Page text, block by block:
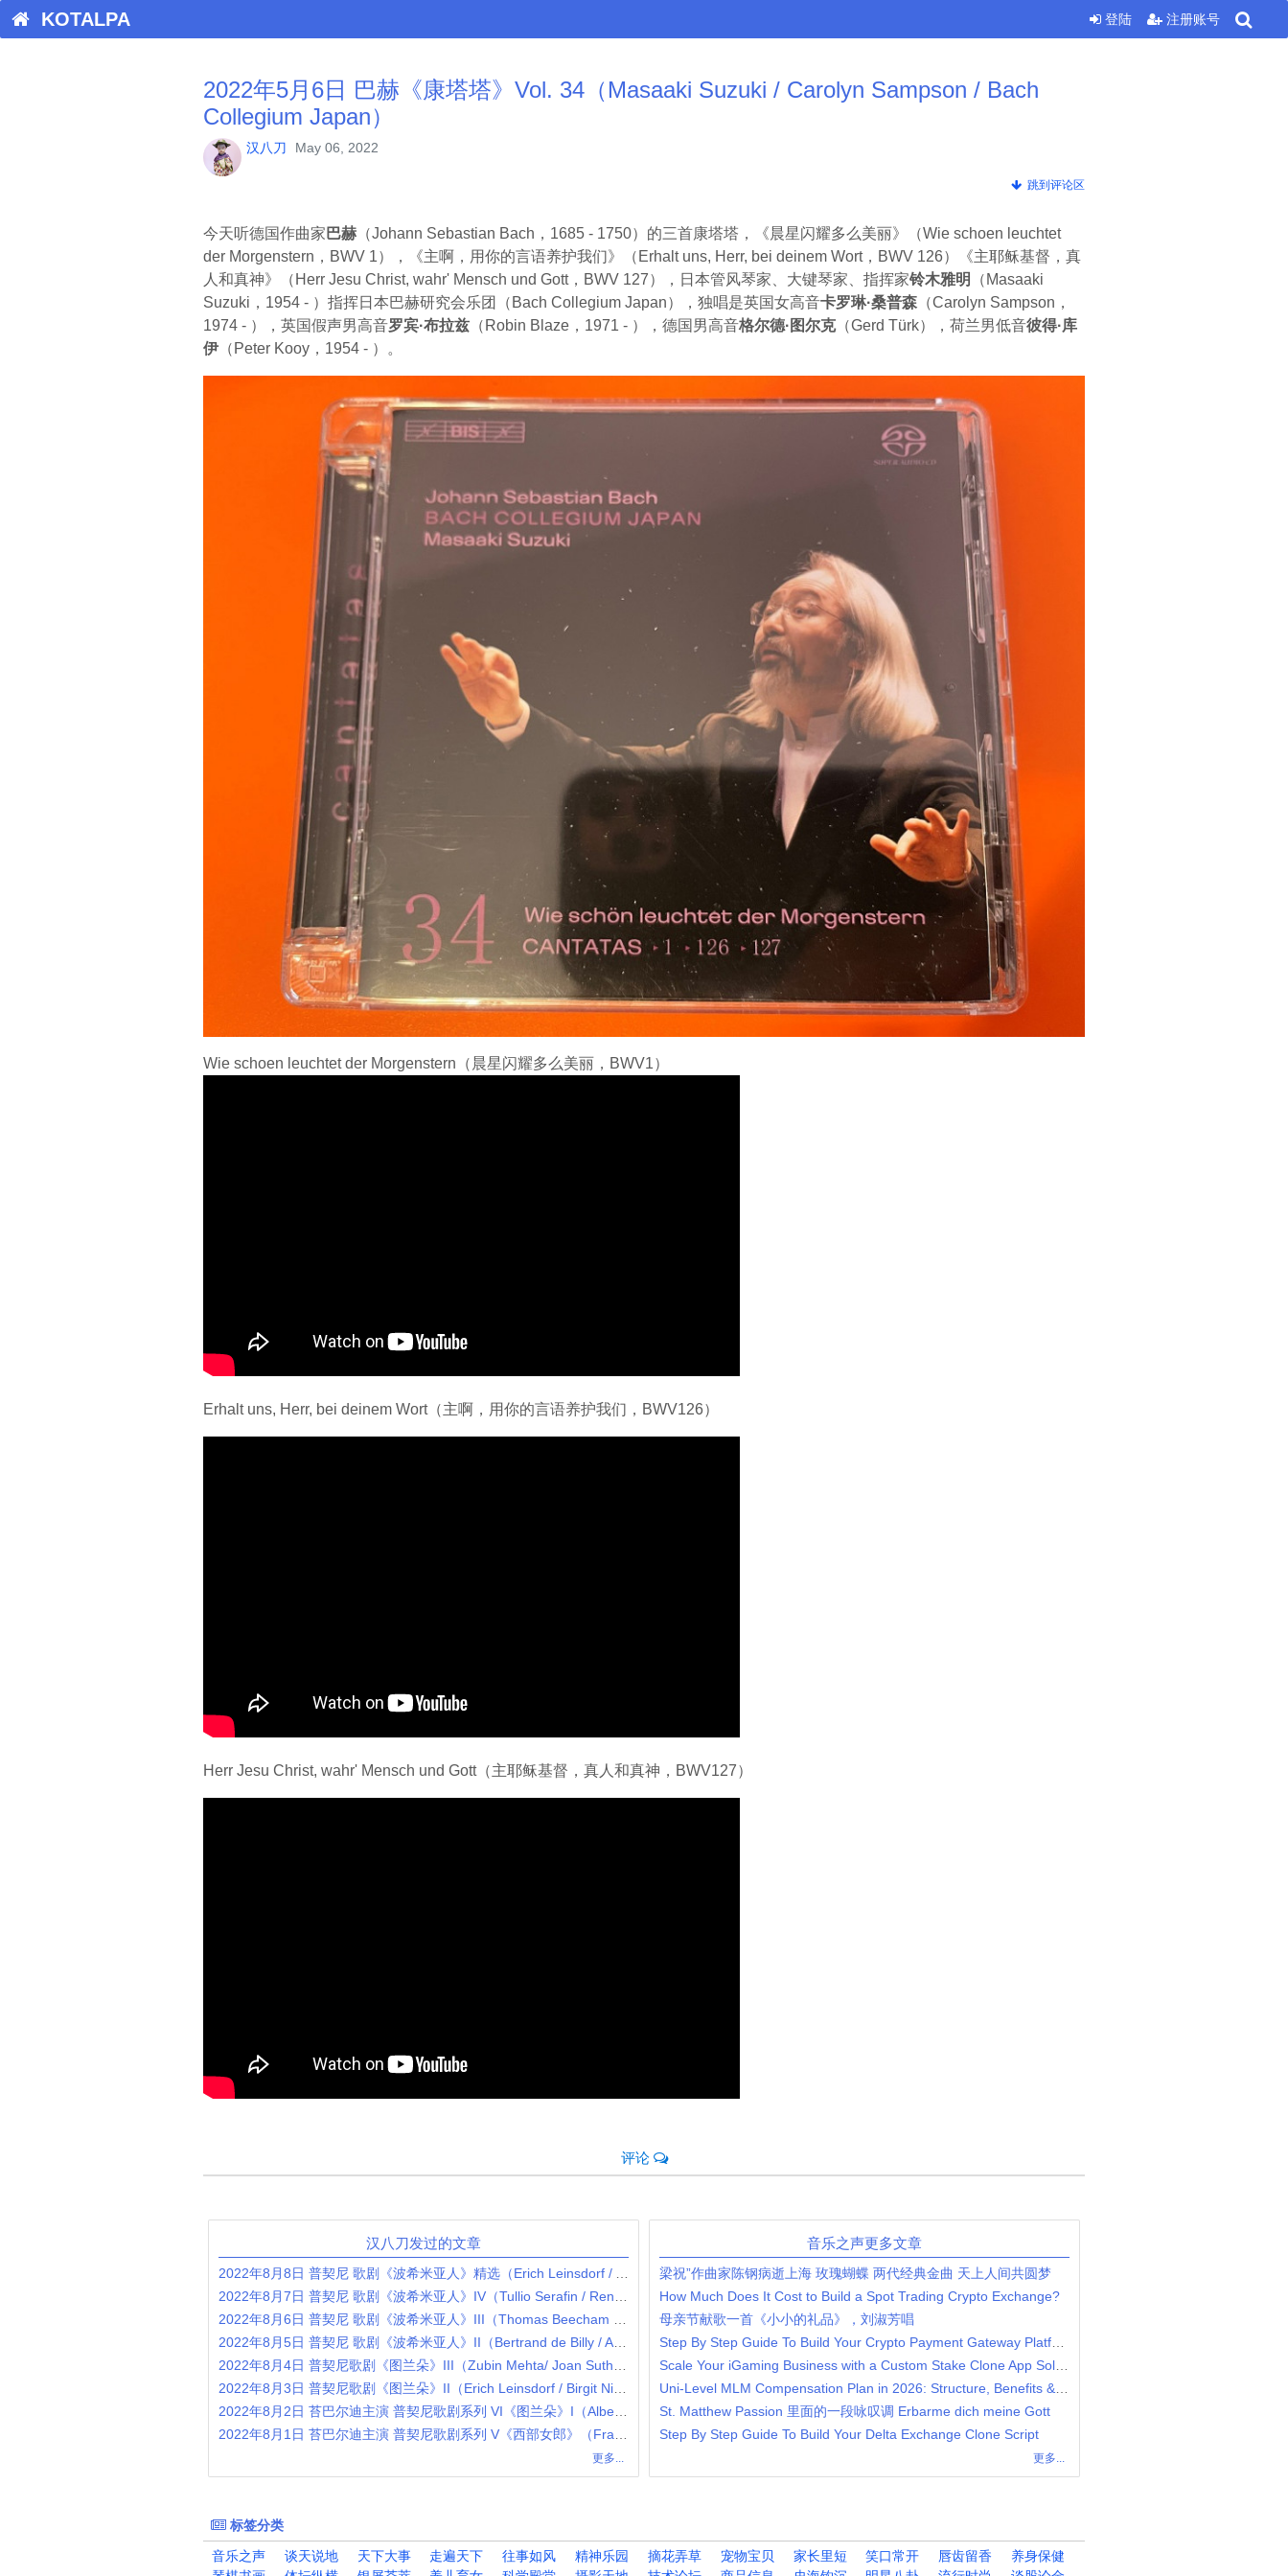
KOTALPA 登陆 注册账号
2022年5月6日 巴赫《康塔塔》Vol. 34（Masaaki Suzuki / Carolyn Sampson / Bach
Collegium Japan）
汉八刀 May 06, 2022
跳到评论区
今天听德国作曲家 巴赫 （Johann Sebastian Bach，1685 - 1750）的三首康塔塔，《晨星闪耀多么美丽》（Wie schoen leuchtet
der Morgenstern，BWV 1），《主啊，用你的言语养护我们》（Erhalt uns, Herr, bei deinem Wort，BWV 126）《主耶稣基督，真
人和真神》（Herr Jesu Christ, wahr' Mensch und Gott，BWV 127），日本管风琴家、大键琴家、指挥家铃木雅明
（Masaaki
Suzuki，1954 - ）指挥日本巴赫研究会乐团（Bach Collegium Japan），独唱是英国女高音卡罗琳·桑普森 （Carolyn Sampson，
1974 - ），英国假声男高音罗宾·布拉兹 （Robin Blaze，1971 - ），德国男高音格尔德·图尔克（Gerd Türk），荷兰男低音彼得·库
伊 （Peter Kooy，1954 - ）。
Wie schoen leuchtet der Morgenstern（晨星闪耀多么美丽，BWV1）
Erhalt uns, Herr, bei deinem Wort（主啊，用你的言语养护我们，BWV126）
Herr Jesu Christ, wahr' Mensch und Gott（主耶稣基督，真人和真神，BWV127）
评论
汉八刀发过的文章
更多...
音乐之声更多文章
梁祝”作曲家陈钢病逝上海 玫瑰蝴蝶 两代经典金曲 天上人间共圆梦
How Much Does It Cost to Build a Spot Trading Crypto Exchange?
母亲节献歌一首《小小的礼品》，刘淑芳唱
St. Matthew Passion 里面的一段咏叹调 Erbarme dich meine Gott
Step By Step Guide To Build Your Delta Exchange Clone Script
更多...
标签分类
音乐之声
谈天说地 天下大事 走遍天下 往事如风 精神乐园 摘花弄草 宠物宝贝 家长里短 笑口常开 唇齿留香
养身保健